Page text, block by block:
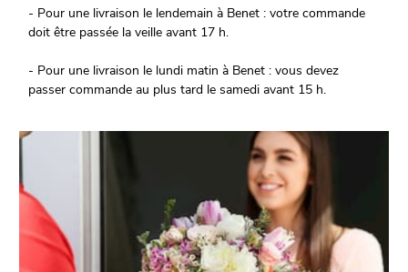
- Pour une livraison le lendemain à Benet : votre commande
doit être passée la veille avant 17 h.
- Pour une livraison le lundi matin à Benet : vous devez
passer commande au plus tard le samedi avant 15 h.